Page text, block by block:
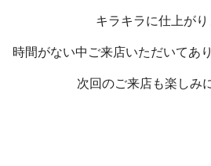
キラキラに仕上が
時間がない中ご来店いただいてあ
次回のご来店も楽しみ